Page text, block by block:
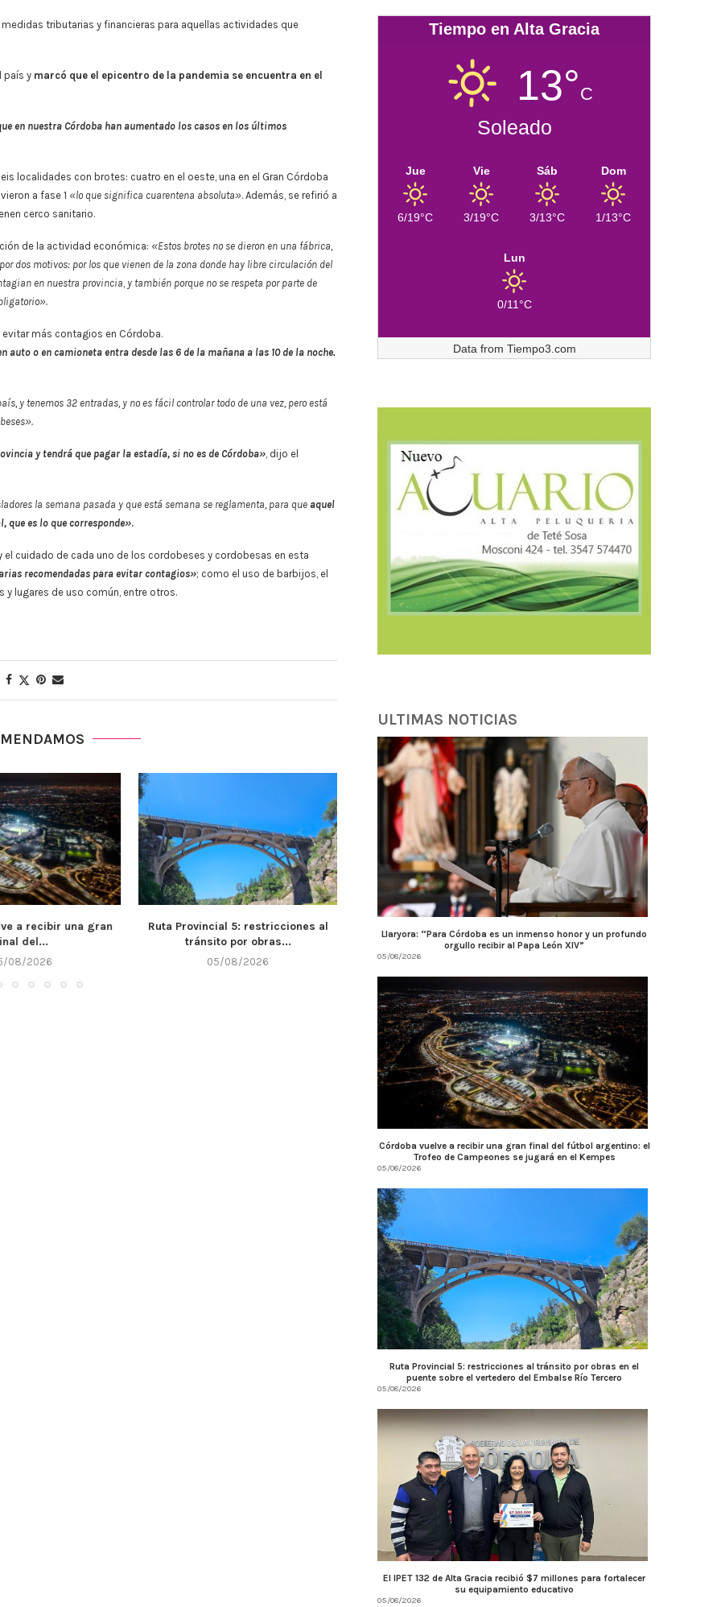
tributarias y financieras para aquellas actividades que
país y marcó que el epicentro de la pandemia se encuentra en el
en nuestra Córdoba han aumentado los casos en los últimos
localidades con brotes: cuatro en el oeste, una en el Gran Córdoba
a fase 1 «lo que significa cuarentena absoluta». Además, se refirió a
cerco sanitario.
de la actividad económica: «Estos brotes no se dieron en una fábrica,
dos motivos: por los que vienen de la zona donde hay libre circulación del
en nuestra provincia, y también porque no se respeta por parte de
más contagios en Córdoba.
auto o en camioneta entra desde las 6 de la mañana a las 10 de la noche.
y tenemos 32 entradas, y no es fácil controlar todo de una vez, pero está
y tendrá que pagar la estadía, si no es de Córdoba», dijo el
la semana pasada y que está semana se reglamenta, para que aquel
que es lo que corresponde».
cuidado de cada uno de los cordobeses y cordobesas en esta
recomendadas para evitar contagios»; como el uso de barbijos, el
y lugares de uso común, entre otros.
5: restricciones al
por obras...
08/2026
El IPET 132 de Alta Gracia recibió
$7...
05/08/2026
AMBIENTE: ÚLTIMOS DÍAS PARA
CONCLUIR TAREAS DE PODA
$3.500 millones
Tiempo en Alta Gracia
13°C
Soleado
Jue
6/19°C
Vie
3/19°C
Sáb
3/13°C
Dom
1/13°C
Lun
0/11°C
Data from Tiempo3.com
ULTIMAS NOTICIAS
Llaryora: “Para Córdoba es un inmenso honor y un profundo
orgullo recibir al Papa León XIV”
05/08/2026
Córdoba vuelve a recibir una gran final del fútbol argentino: el
Trofeo de Campeones se jugará en el Kempes
05/08/2026
Ruta Provincial 5: restricciones al tránsito por obras en el
puente sobre el vertedero del Embalse Río Tercero
05/08/2026
El IPET 132 de Alta Gracia recibió $7 millones para fortalecer
su equipamiento educativo
05/08/2026